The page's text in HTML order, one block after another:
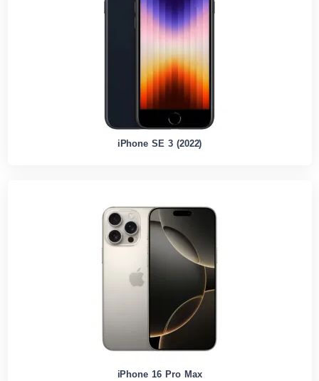
iPhone SE 3 (2022)
iPhone 16 Pro Max